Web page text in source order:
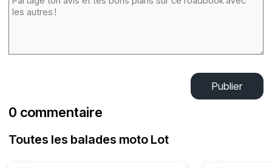
Publier
0 commentaire
Toutes les balades moto Lot